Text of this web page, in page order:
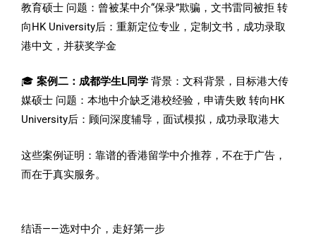
教育硕士 问题：曾被某中介“保录”欺骗，文书雷同被拒 转
向HK University后：重新定位专业，定制文书，成功录取
港中文，并获奖学金
🎓 案例二：成都学生L同学 背景：文科背景，目标港大传
媒硕士 问题：本地中介缺乏港校经验，申请失败 转向HK
University后：顾问深度辅导，面试模拟，成功录取港大
这些案例证明：靠谱的香港留学中介推荐，不在于广告，
而在于真实服务。
结语——选对中介，走好第一步